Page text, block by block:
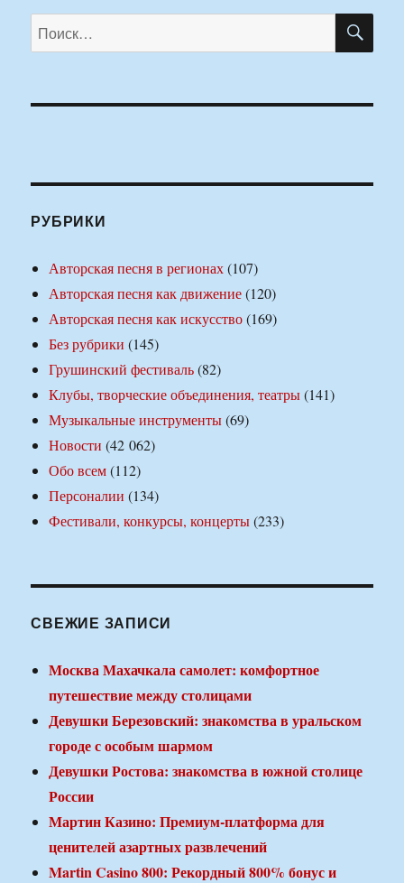
Искать:
РУБРИКИ
Авторская песня в регионах(107)
Авторская песня как движение(120)
Авторская песня как искусство(169)
Без рубрики (145)
Грушинский фестиваль(82)
Клубы, творческие объединения, театры(141)
Музыкальные инструменты(69)
Новости (42 062)
Обо всем(112)
Персоналии (134)
Фестивали, конкурсы, концерты(233)
СВЕЖИЕ ЗАПИСИ
Москва Махачкала самолет: комфортное
путешествие между столицами
Девушки Березовский: знакомства в уральском
городе с особым шармом
Девушки Ростова: знакомства в южной столице
России
Мартин Казино: Премиум-платформа для
ценителей азартных развлечений
Martin Casino 800: Рекордный 800% бонус и